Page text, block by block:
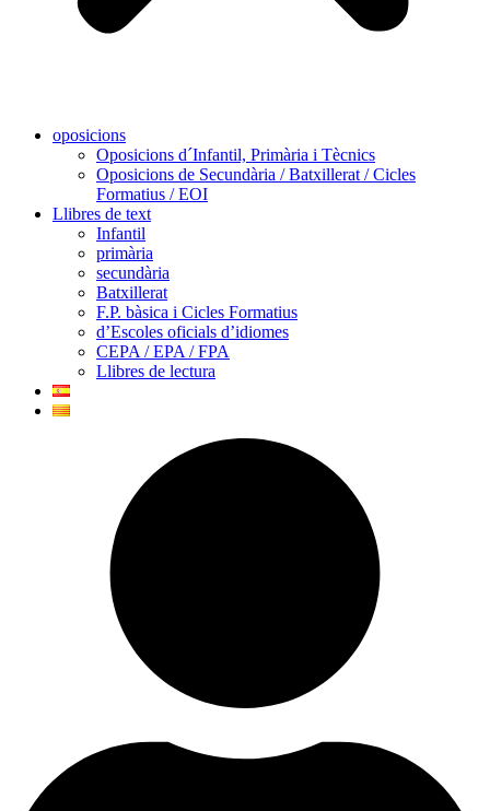
oposicions
Oposicions d´Infantil, Primària i Tècnics
Oposicions de Secundària / Batxillerat / Cicles
Formatius / EOI
Llibres de text
Infantil
primària
secundària
Batxillerat
F.P. bàsica i Cicles Formatius
d’Escoles oficials d’idiomes
CEPA / EPA / FPA
Llibres de lectura